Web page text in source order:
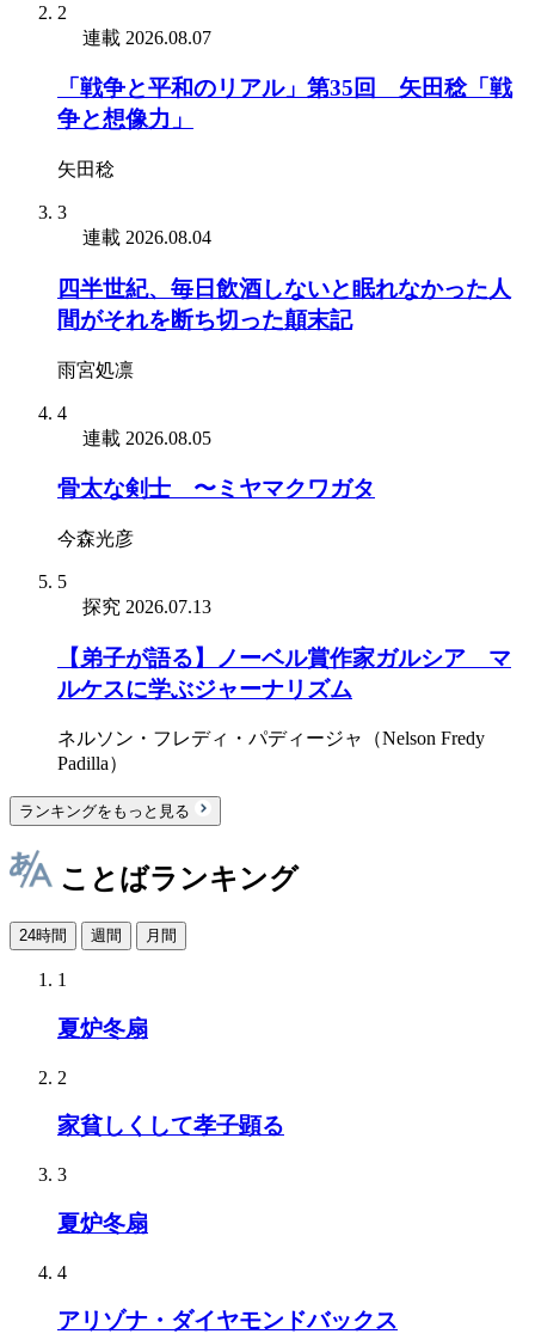
2
連載 2026.08.07
「戦争と平和のリアル」第35回 矢田稔「戦
争と想像力」
矢田稔
3
連載 2026.08.04
四半世紀、毎日飲酒しないと眠れなかった人
間がそれを断ち切った顛末記
雨宮処凛
4
連載 2026.08.05
骨太な剣士 〜ミヤマクワガタ
今森光彦
5
探究 2026.07.13
【弟子が語る】ノーベル賞作家ガルシア゠マ
ルケスに学ぶジャーナリズム
ネルソン・フレディ・パディージャ（Nelson Fredy
Padilla）
ランキングをもっと見る
ことばランキング
24時間 週間 月間
1
夏炉冬扇
2
家貧しくして孝子顕る
3
夏炉冬扇
4
アリゾナ・ダイヤモンドバックス